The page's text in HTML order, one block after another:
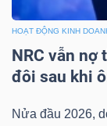
HOẠT ĐỘNG KINH
NRC vẫn nợ
đôi sau khi
Nửa đầu 2026,
(-)
tạo